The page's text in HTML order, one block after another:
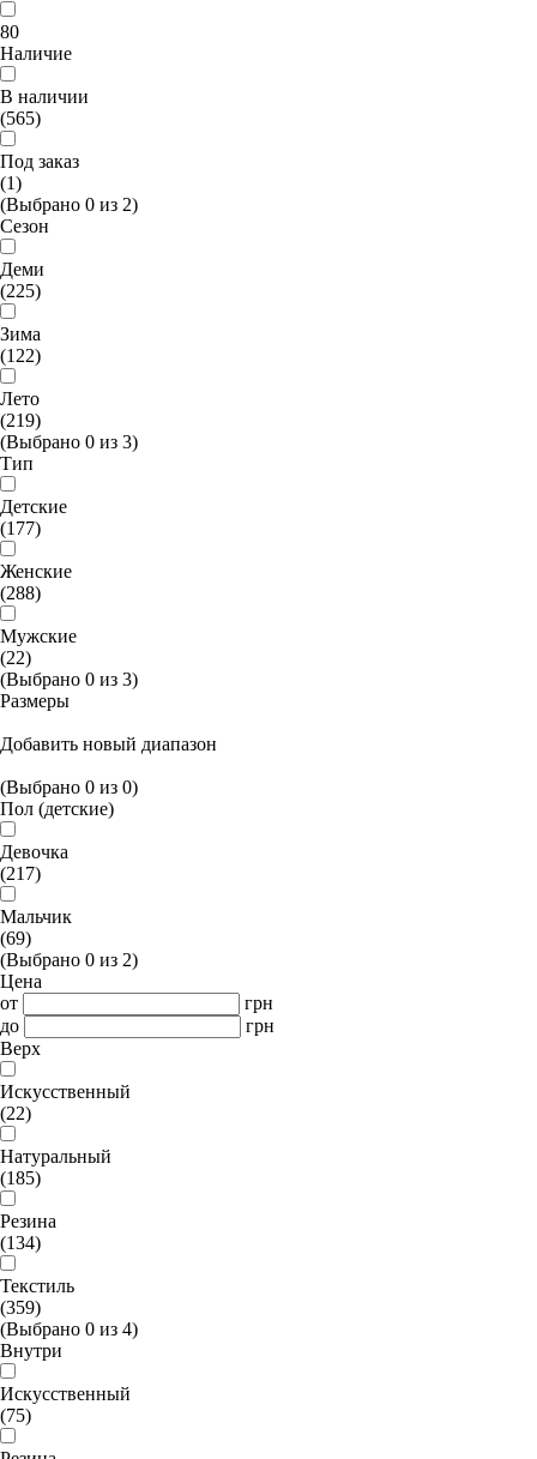
80
Наличие
В наличии
(565)
Под заказ
(1)
(Выбрано 0 из 2)
Сезон
Деми
(225)
Зима
(122)
Лето
(219)
(Выбрано 0 из 3)
Тип
Детские
(177)
Женские
(288)
Мужские
(22)
(Выбрано 0 из 3)
Размеры
Добавить новый диапазон
(Выбрано 0 из 0)
Пол (детские)
Девочка
(217)
Мальчик
(69)
(Выбрано 0 из 2)
Цена
от
грн
до
грн
Верх
Искусственный
(22)
Натуральный
(185)
Резина
(134)
Текстиль
(359)
(Выбрано 0 из 4)
Внутри
Искусственный
(75)